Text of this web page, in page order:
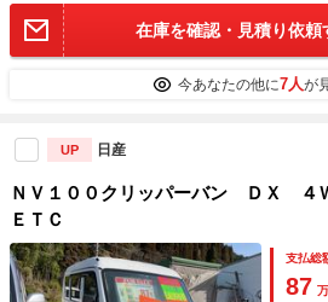
在庫を確認・見積り依頼
今あなたの他に7人が
UP 日産
ＮＶ１００クリッパーバン ＤＸ
ＥＴＣ
支払総
87